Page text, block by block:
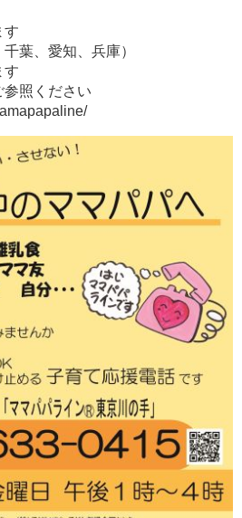
す
葉、愛知、兵庫）
す
照ください